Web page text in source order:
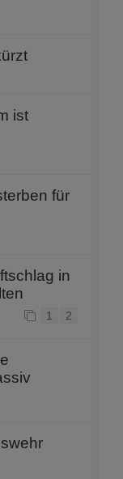
ist
für
in
1 2